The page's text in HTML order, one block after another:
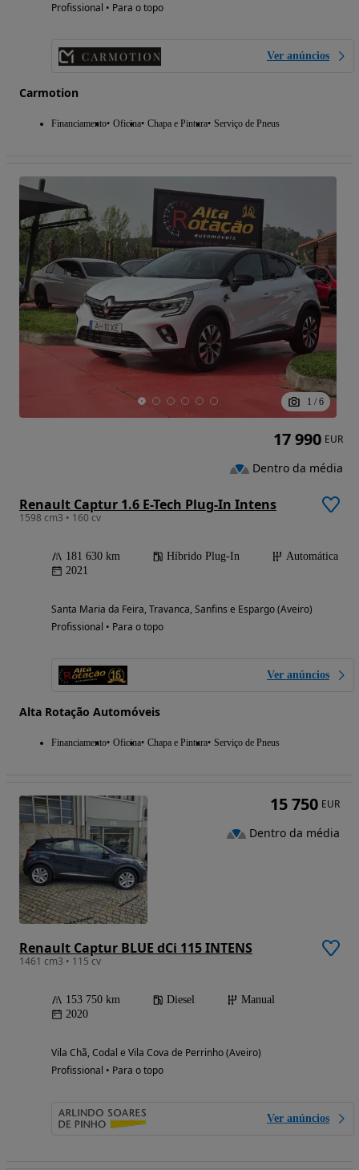
Profissional • Para o topo
Ver anúncios
Carmotion
Financiamento Oficina Chapa e Pintura Serviço de Pneus
1 / 6
Renault Captur 1.6 E-Tech Plug-In Intens
1598 cm3 • 160 cv
181 630 km Híbrido Plug-In
Automática
2021
Santa Maria da Feira, Travanca, Sanfins e Espargo (Aveiro)
Profissional • Para o topo
Ver anúncios
Alta Rotação Automóveis
Financiamento Oficina Chapa e Pintura Serviço de Pneus
17 990 EUR
Dentro da média
Renault Captur BLUE dCi 115 INTENS
1461 cm3 • 115 cv
153 750 km Diesel
Manual
2020
Vila Chã, Codal e Vila Cova de Perrinho (Aveiro)
Profissional • Para o topo
Ver anúncios
15 750 EUR
Dentro da média